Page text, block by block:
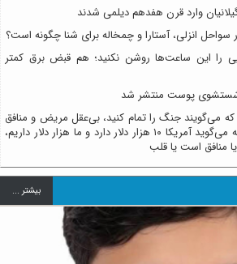
انزلی، آستارا و چمخاله برای شنا چگونه است؟
را این ساعت‌ها روشن نکنید؛ هم قبض برق کمتر
شستشوی پوست منتشر شد
که می‌گویند جنگ را تمام کنید، بی‌عقل مریض و منافق
هستند/ این آدم بی‌عقلی که می‌گوید آمریکا ۱۰ هزار دلار دارد و ما هزار دلار داریم،
منافق است یا قلب
بيشتر ...